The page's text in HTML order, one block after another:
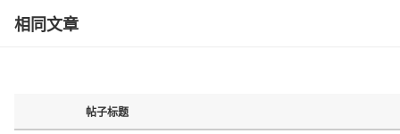
相同文章
帖子标题